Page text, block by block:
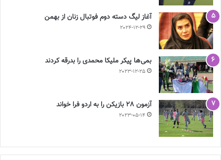
آغاز لیگ دسته دوم فوتبال زنان از بهمن
2024-12-29
بمی‌ها پیکر ملیکا محمدی را بدرقه کردند
2023-12-25
آزمون 28 بازیکن را به اردو فرا خواند
2023-05-14